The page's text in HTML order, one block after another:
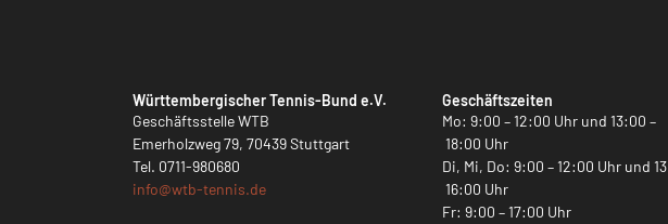
Württembergischer Tennis-Bund e.V.
Geschäftsstelle WTB
Emerholzweg 79, 70439 Stuttgart
Tel. 0711-980680
info@wtb-tennis.de
Geschäftszeiten
Mo: 9:00 – 12:00 Uhr und 13:00 –
18:00 Uhr
Di, Mi, Do: 9:00 – 12:00 Uhr und
16:00 Uhr
Fr: 9:00 – 17:00 Uhr